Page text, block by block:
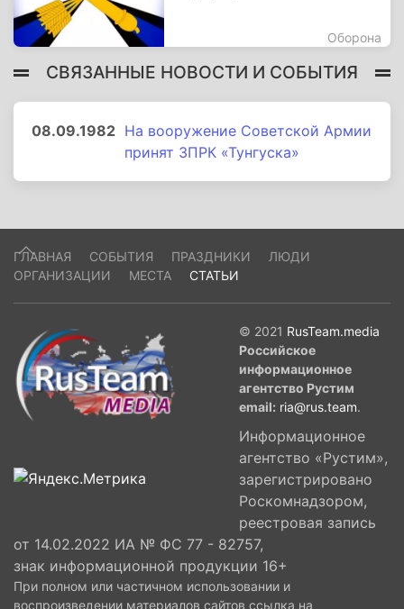
Оборона
СВЯЗАННЫЕ НОВОСТИ И СОБЫТИЯ
08.09.1982 На вооружение Советской Армии
принят ЗПРК «Тунгуска»
ГЛАВНАЯ СОБЫТИЯ ПРАЗДНИКИ
ЛЮДИ
ОРГАНИЗАЦИИ
МЕСТА СТАТЬИ
© 2021 RusTeam.media
Российское
информационное
агентство Рустим
email: ria@rus.team.
Информационное
агентство «Рустим»,
зарегистрировано
Роскомнадзором,
реестровая запись
от 14.02.2022 ИА № ФС 77 - 82757,
знак информационной продукции 16+
При полном или частичном использовании и
воспроизведении материалов сайтов ссылка на